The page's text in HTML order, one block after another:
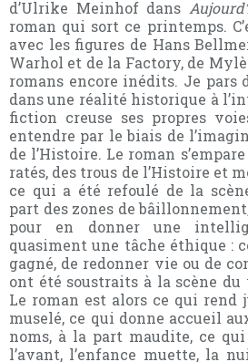
d’Ulrike Meinhof dans
roman qui sort ce printemps.
avec les figures de Hans
Warhol et de la Factory, de
romans encore inédits. Je pars
dans une réalité historique à
fiction creuse ses propres
entendre par le biais de
de l’Histoire. Le roman
ratés, des trous de l’Histoire et
ce qui a été refoulé de la
part des zones de
pour en donner une
quasiment une tâche éthique :
gagné, de redonner vie ou de
ont été soustraits à la scène
Le roman est alors ce qui rend
muselé, ce qui donne accueil
noms, à la part maudite, ce
l’avant, l’enfance muette, la